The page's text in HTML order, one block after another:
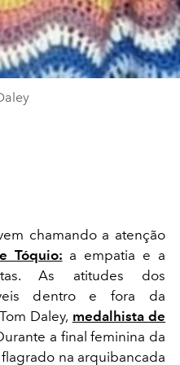
chamando a atenção
Tóquio: a empatia e a
As atitudes dos
dentro e fora da
Daley, medalhista de
a final feminina da
na arquibancada